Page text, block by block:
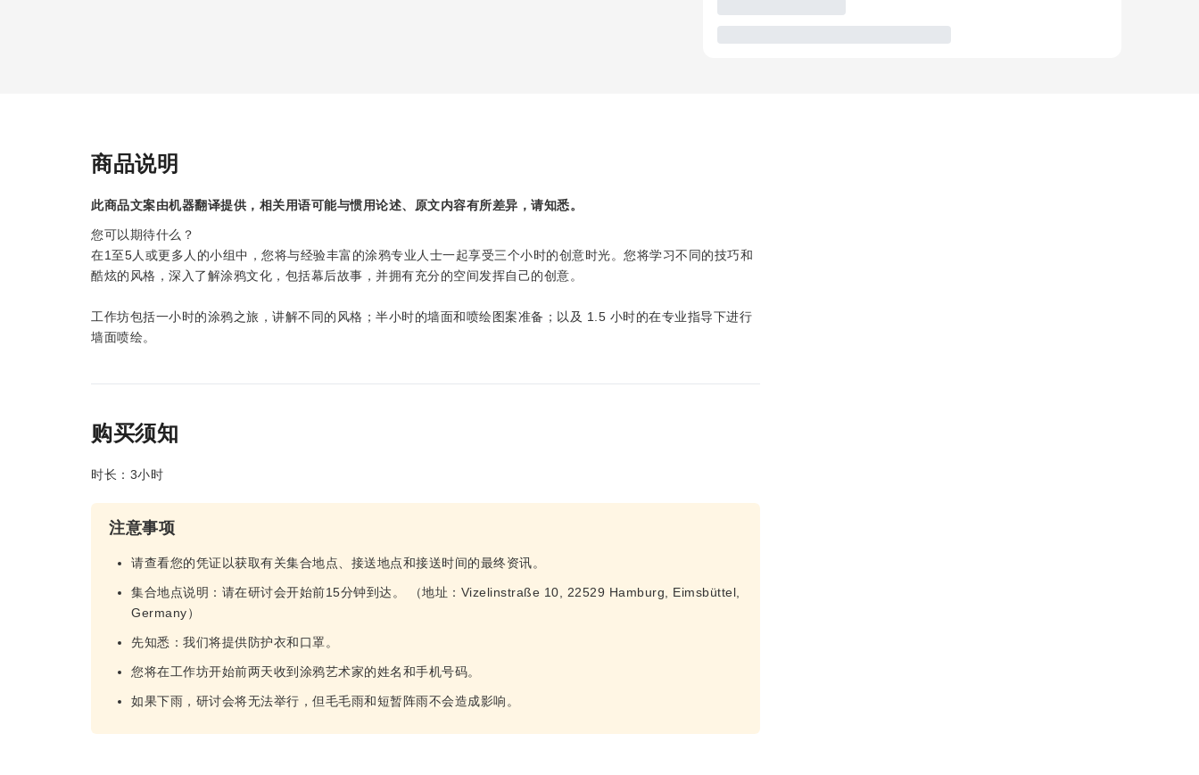
商品说明
此商品文案由机器翻译提供，相关用语可能与惯用论述、原文内容有所差异，请知悉。
您可以期待什么？
在1至5人或更多人的小组中，您将与经验丰富的涂鸦专业人士一起享受三个小时的创意时光。您将学习不同的技巧和
酷炫的风格，深入了解涂鸦文化，包括幕后故事，并拥有充分的空间发挥自己的创意。
工作坊包括一小时的涂鸦之旅，讲解不同的风格；半小时的墙面和喷绘图案准备；以及 1.5 小时的在专业指导下进行
墙面喷绘。
购买须知
时长：3小时
注意事项
请查看您的凭证以获取有关集合地点、接送地点和接送时间的最终资讯。
集合地点说明：请在研讨会开始前15分钟到达。 （地址：Vizelinstraße 10, 22529 Hamburg, Eimsbüttel,
Germany）
先知悉：我们将提供防护衣和口罩。
您将在工作坊开始前两天收到涂鸦艺术家的姓名和手机号码。
如果下雨，研讨会将无法举行，但毛毛雨和短暂阵雨不会造成影响。